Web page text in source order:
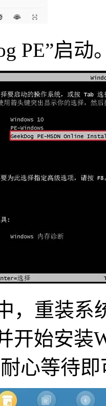
PE”启动
，重装
开始安装
心等待即